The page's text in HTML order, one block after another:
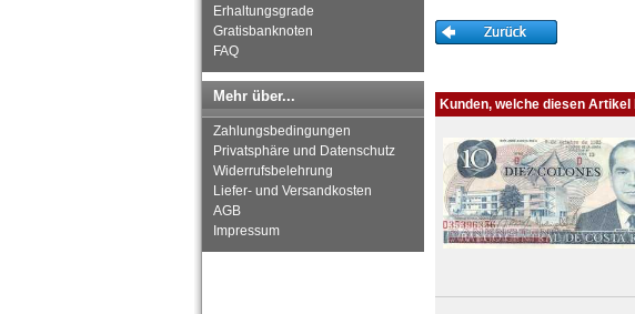
Liechtenstein
Litauen
Malta
Mazedonien
Memelgebiet
Moldawien
Montenegro
Erhaltungsgrade
Gratisbanknoten
FAQ
Mehr über...
Zahlungsbedingungen
Privatsphäre und Datenschutz
Widerrufsbelehrung
Liefer- und Versandkosten
AGB
Impressum
Kunden, welche diesen